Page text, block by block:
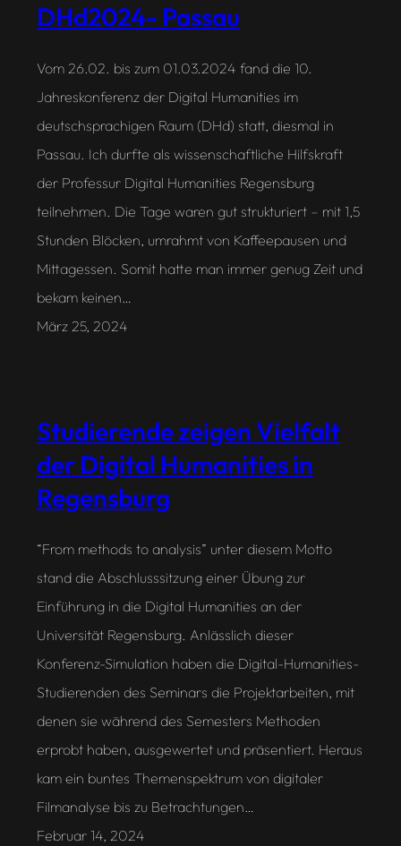
DHd2024- Passau
Vom 26.02. bis zum 01.03.2024 fand die 10.
Jahreskonferenz der Digital Humanities im
deutschsprachigen Raum (DHd) statt, diesmal in
Passau. Ich durfte als wissenschaftliche Hilfskraft
der Professur Digital Humanities Regensburg
teilnehmen. Die Tage waren gut strukturiert – mit 1,5
Stunden Blöcken, umrahmt von Kaffeepausen und
Mittagessen. Somit hatte man immer genug Zeit und
bekam keinen…
März 25, 2024
Studierende zeigen Vielfalt
der Digital Humanities in
Regensburg
“From methods to analysis” unter diesem Motto
stand die Abschlusssitzung einer Übung zur
Einführung in die Digital Humanities an der
Universität Regensburg. Anlässlich dieser
Konferenz-Simulation haben die Digital-Humanities-
Studierenden des Seminars die Projektarbeiten, mit
denen sie während des Semesters Methoden
erprobt haben, ausgewertet und präsentiert. Heraus
kam ein buntes Themenspektrum von digitaler
Filmanalyse bis zu Betrachtungen…
Februar 14, 2024